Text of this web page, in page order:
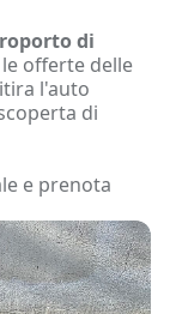
di
offerte delle
l'auto
di
e prenota